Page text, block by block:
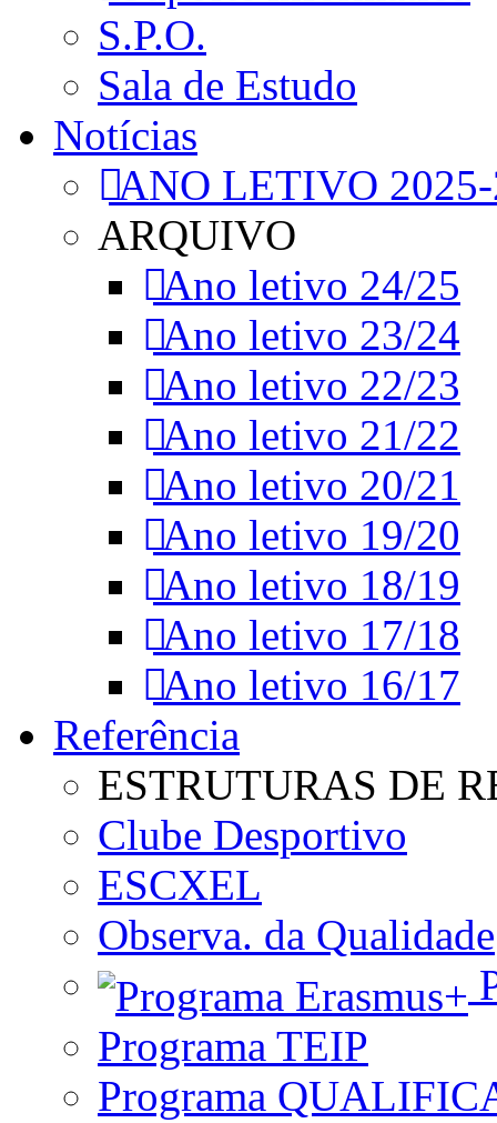
S.P.O.
Sala de Estudo
Notícias
ANO LETIVO
ARQUIVO
Ano letivo 24/25
Ano letivo 23/24
Ano letivo 22/23
Ano letivo 21/22
Ano letivo 20/21
Ano letivo 19/20
Ano letivo 18/19
Ano letivo 17/18
Ano letivo 16/17
Referência
ESTRUTURAS DE
Clube Desportivo
ESCXEL
Observa. da Qualidade
Programa TEIP
Programa